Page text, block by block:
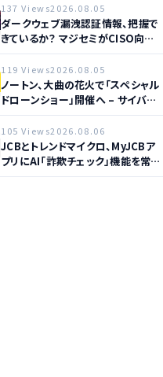
137 Views2026.08.05
ダークウェブ漏洩認証情報、把握で
きているか？ マジセミがCISO向け
ウェビナー開催へ
119 Views2026.08.05
ノートン、大曲の花火で「スペシャル
ドローンショー」開催へ – サイバー
セーフティ啓発
105 Views2026.08.06
JCBとトレンドマイクロ、MyJCBア
プリにAI「詐欺チェック」機能を常設
し不正対策を強化